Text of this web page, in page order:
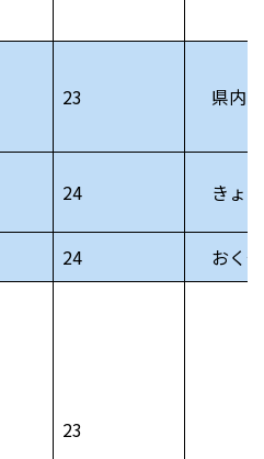
23 県内
24 きょ
24 おく
23